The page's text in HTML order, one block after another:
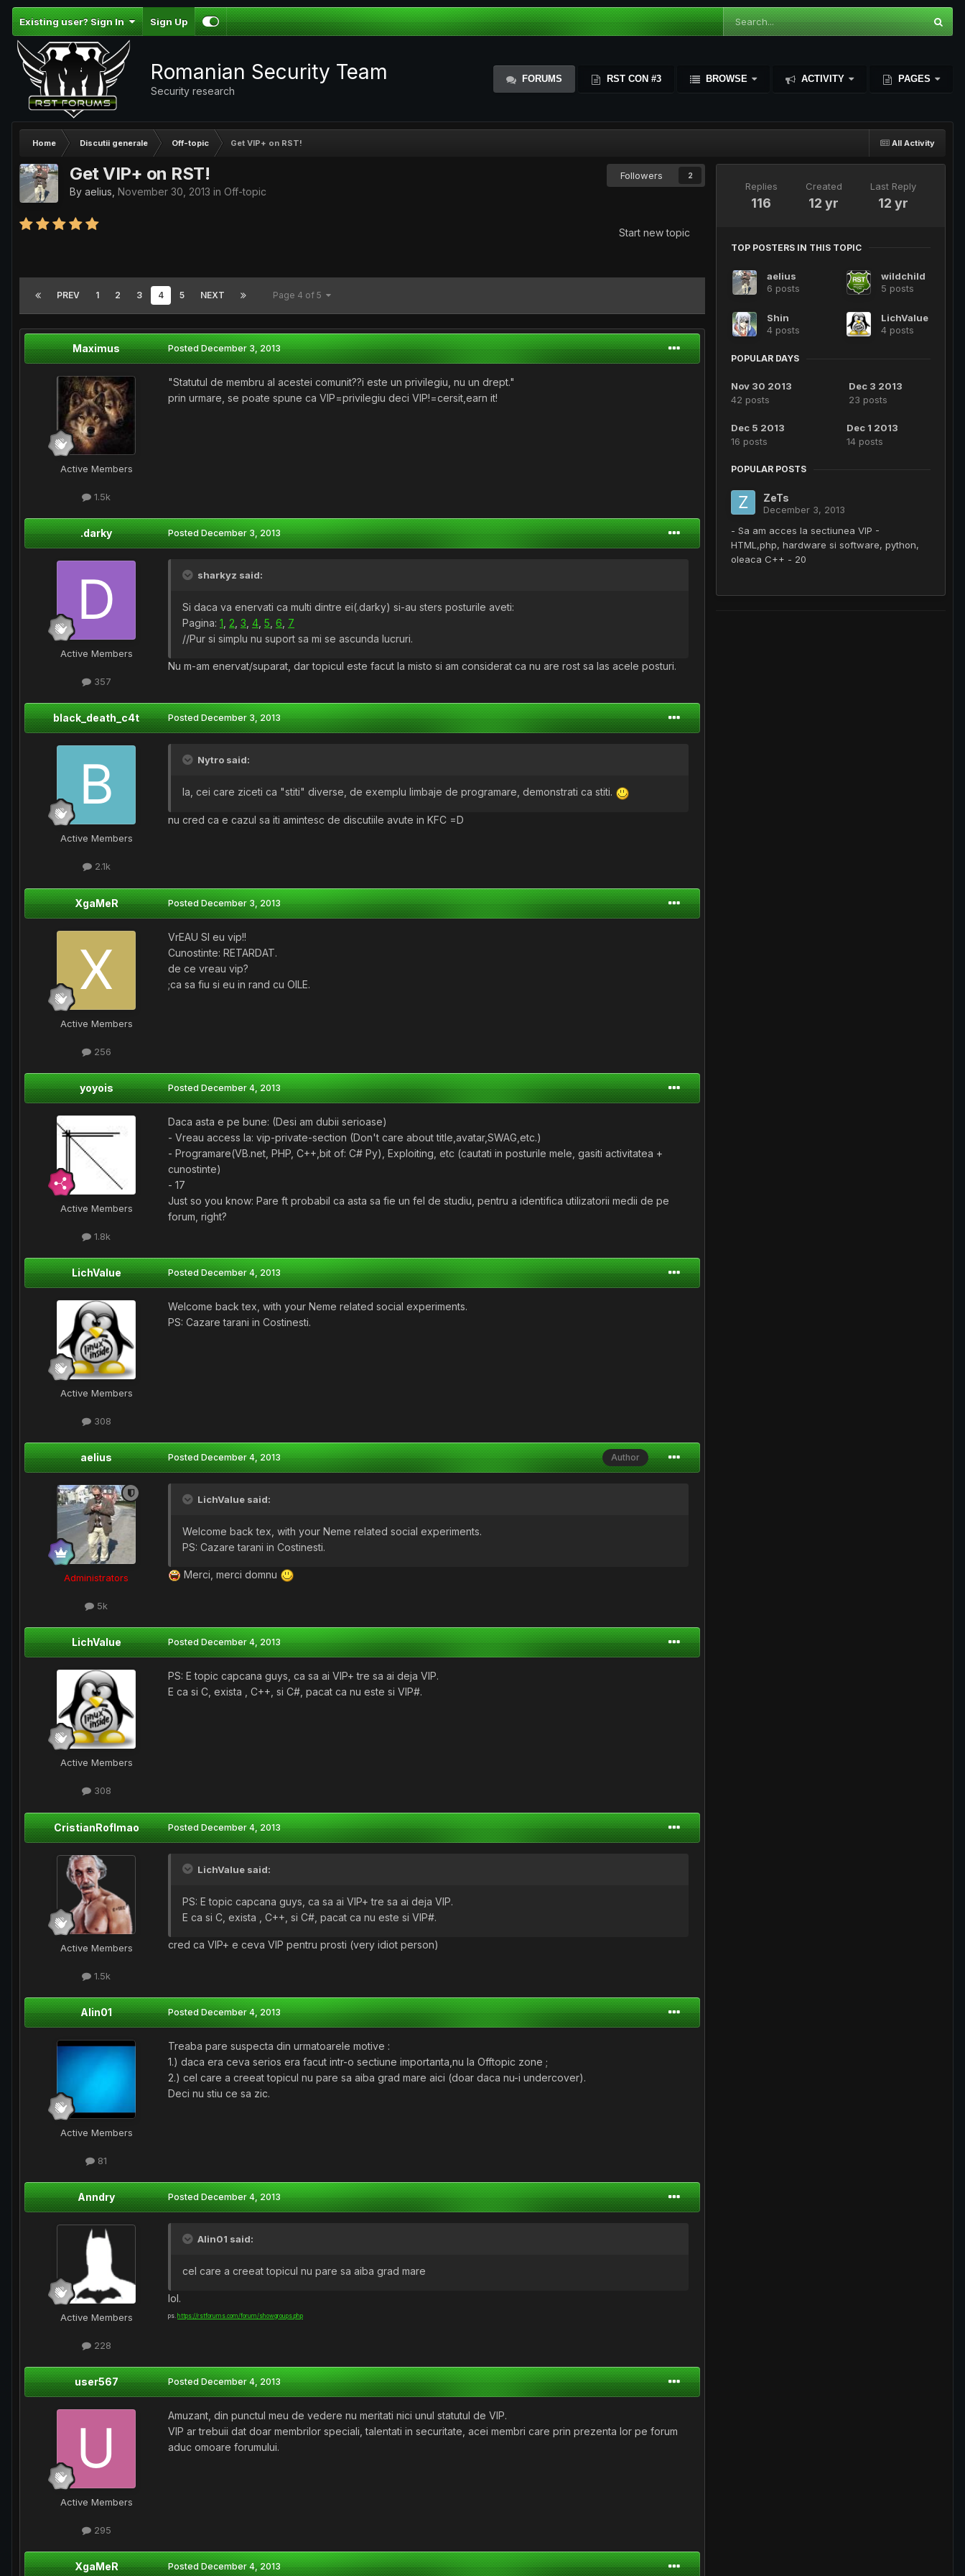
Existing user? Sign In Sign Up
Romanian Security Team
Security research
FORUMS RST CON #3 BROWSE ACTIVITY PAGES
All Activity
Home Discutii generale Off-topic Get VIP+ on RST!
Followers 2
Get VIP+ on RST!
By aelius November 30, 2013 in Off-topic
Start new topic
PREV 1 2 3 4 5 NEXT Page 4 of 5
Maximus
Active Members
1.5k
PostedDecember 3, 2013
"Statutul de membru al acestei comunit??i este un privilegiu, nu un drept."
prin urmare, se poate spune ca VIP=privilegiu deci VIP!=cersit,earn it!
.darky
Active Members
357
PostedDecember 3, 2013
sharkyz said:
Si daca va enervati ca multi dintre ei(.darky) si-au sters posturile aveti:
Pagina: 1 2 3 4 5 6 7
//Pur si simplu nu suport sa mi se ascunda lucruri.
Nu m-am enervat/suparat, dar topicul este facut la misto si am considerat ca nu are rost sa las acele posturi.
black_death_c4t
Active Members
2.1k
PostedDecember 3, 2013
Nytro said:
Ia, cei care ziceti ca "stiti" diverse, de exemplu limbaje de programare, demonstrati ca stiti.
nu cred ca e cazul sa iti amintesc de discutiile avute in KFC =D
XgaMeR
Active Members
256
PostedDecember 3, 2013
VrEAU SI eu vip!!
Cunostinte: RETARDAT.
de ce vreau vip?
;ca sa fiu si eu in rand cu OILE.
yoyois
Active Members
1.8k
PostedDecember 4, 2013
Daca asta e pe bune: (Desi am dubii serioase)
- Vreau access la: vip-private-section (Don't care about title,avatar,SWAG,etc.)
- Programare(VB.net, PHP, C++,bit of: C# Py), Exploiting, etc (cautati in posturile mele, gasiti activitatea +
cunostinte)
- 17
Just so you know: Pare ft probabil ca asta sa fie un fel de studiu, pentru a identifica utilizatorii medii de pe
forum, right?
LichValue
Active Members
308
PostedDecember 4, 2013
Welcome back tex, with your Neme related social experiments.
PS: Cazare tarani in Costinesti.
aelius
Administrators
5k
Author
PostedDecember 4, 2013
LichValue said:
Welcome back tex, with your Neme related social experiments.
PS: Cazare tarani in Costinesti.
Merci, merci domnu
LichValue
Active Members
308
PostedDecember 4, 2013
PS: E topic capcana guys, ca sa ai VIP+ tre sa ai deja VIP.
E ca si C, exista , C++, si C#, pacat ca nu este si VIP#.
CristianRoflmao
Active Members
1.5k
PostedDecember 4, 2013
LichValue said:
PS: E topic capcana guys, ca sa ai VIP+ tre sa ai deja VIP.
E ca si C, exista , C++, si C#, pacat ca nu este si VIP#.
cred ca VIP+ e ceva VIP pentru prosti (very idiot person)
Alin01
Active Members
81
PostedDecember 4, 2013
Treaba pare suspecta din urmatoarele motive :
1.) daca era ceva serios era facut intr-o sectiune importanta,nu la Offtopic zone ;
2.) cel care a creeat topicul nu pare sa aiba grad mare aici (doar daca nu-i undercover).
Deci nu stiu ce sa zic.
Anndry
Active Members
228
PostedDecember 4, 2013
Alin01 said:
cel care a creeat topicul nu pare sa aiba grad mare
lol.
ps. https://rstforums.com/forum/showgroups.php
user567
Active Members
295
PostedDecember 4, 2013
Amuzant, din punctul meu de vedere nu meritati nici unul statutul de VIP.
VIP ar trebuii dat doar membrilor speciali, talentati in securitate, acei membri care prin prezenta lor pe forum
aduc omoare forumului.
XgaMeR PostedDecember 4, 2013
Replies
116
Created
12 yr
Last Reply
12 yr
TOP POSTERS IN THIS TOPIC
aelius
6 posts
wildchild
5 posts
Shin
4 posts
LichValue
4 posts
POPULAR DAYS
Nov 30 2013
42 posts
Dec 3 2013
23 posts
Dec 5 2013
16 posts
Dec 1 2013
14 posts
POPULAR POSTS
ZeTs
December 3, 2013
- Sa am acces la sectiunea VIP -
HTML,php, hardware si software, python,
oleaca C++ - 20